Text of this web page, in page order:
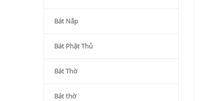
Bát Nắp
Bát Phật Thủ
Bát Thờ
Bát thờ